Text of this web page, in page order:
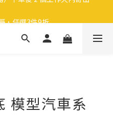
，任選3件9折
購物金
模型汽車系